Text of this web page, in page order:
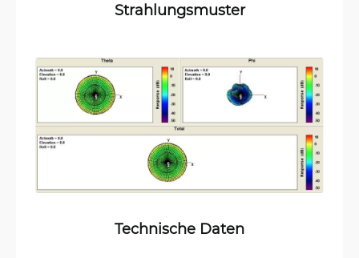
Strahlungsmuster
Technische Daten